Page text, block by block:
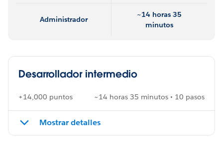
Administrador
~14 horas 35
minutos
Desarrollador intermedio
+14,000 puntos ~14 horas 35 minutos • 10 pasos
Mostrar detalles